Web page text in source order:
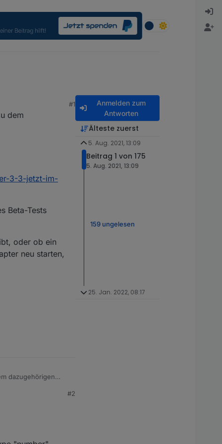
#1
dem
3-3-jetzt-im-
Beta-Tests
oder ob ein
neu starten,
dazugehörigen
#2
Anmelden zum
Antworten
Älteste zuerst
5. Aug. 2021, 13:09
Beitrag 1 von 175
5. Aug. 2021, 13:09
159 ungelesen
25. Jan. 2022, 08:17